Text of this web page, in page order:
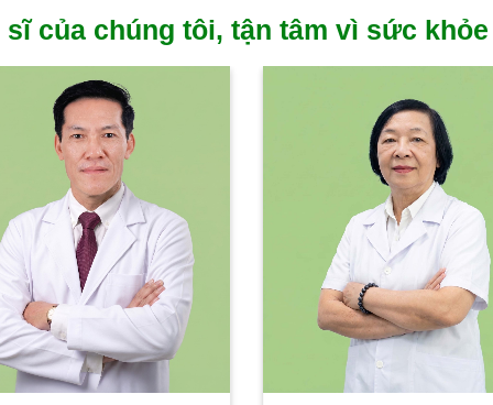
sĩ của chúng tôi, tận tâm vì sức khỏe